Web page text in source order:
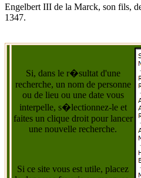
Engelbert III de la Marck, son fils,
1347.
Si, dans le r�sultat d'une
recherche, un nom de personne
ou de lieu ou une date vous
interpelle, s�lectionnez-le et
faites un clique droit pour lancer
une nouvelle recherche.
Si ce site vous est utile, placez